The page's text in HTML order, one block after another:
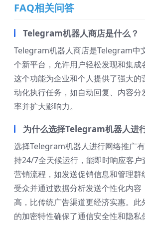
FAQ相关问答
Telegram机器人商店是什么？
Telegram机器人商店是Telegram中
个新平台，允许用户轻松发现和集成
这个功能为企业和个人提供了强大的
动化执行任务，如自动回复、内容分
率并扩大影响力。
为什么选择Telegram机器人进
选择Telegram机器人进行网络推广
持24/7全天候运行，能即时响应客户
营销流程，如发送促销信息和管理群
受众并通过数据分析发送个性化内容
高，比传统广告渠道更经济实惠。
的加密特性确保了通信安全性和隐私